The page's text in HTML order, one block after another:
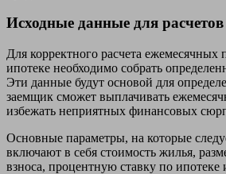
Исходные данные для расчетов
Для корректного расчета ежемесячных
ипотеке необходимо собрать
Эти данные будут основой для
заемщик сможет выплачивать
избежать неприятных финансовых
Основные параметры, на которые
включают в себя стоимость жилья,
взноса, процентную ставку по ипотеке